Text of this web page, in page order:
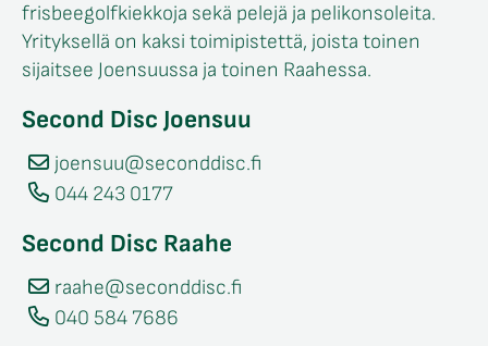
frisbeegolfkiekkoja sekä pelejä ja pelikonsoleita.
Yrityksellä on kaksi toimipistettä, joista toinen
sijaitsee Joensuussa ja toinen Raahessa.
Second Disc Joensuu
joensuu@seconddisc.fi
044 243 0177
Second Disc Raahe
raahe@seconddisc.fi
040 584 7686